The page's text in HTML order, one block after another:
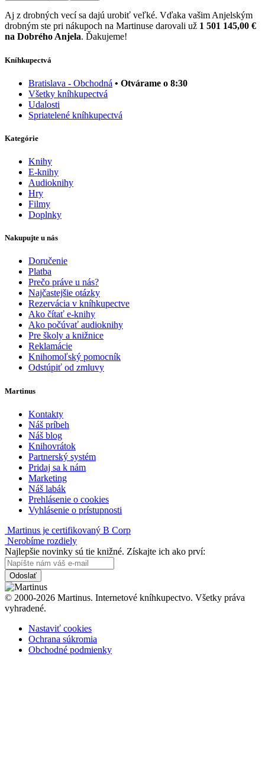
Aj z drobných vecí sa dajú urobiť veľké. Vďaka vašim Anjelským
drobným ste pri nákupoch na Martinuse darovali už 1 501 145,00 €
na Dobrého Anjela. Ďakujeme!
Kníhkupectvá
Bratislava - Obchodná • Otvárame o 8:30
Všetky kníhkupectvá
Udalosti
Spriatelené kníhkupectvá
Kategórie
Knihy
E-knihy
Audioknihy
Hry
Filmy
Doplnky
Nakupujte u nás
Doručenie
Platba
Prečo práve u nás?
Najčastejšie otázky
Rezervácia v kníhkupectve
Ako čítať e-knihy
Ako počúvať audioknihy
Pre školy a knižnice
Reklamácie
Knihomoľský pomocník
Odstúpiť od zmluvy
Martinus
Kontakty
Náš príbeh
Náš blog
Knihovrátok
Partnerský systém
Pridaj sa k nám
Marketing
Náš labák
Prehlásenie o cookies
Vyhlásenie o prístupnosti
Martinus je certifikovaný B Corp
Nerobíme rozdiely
Najlepšie novinky sú tie knižné. Získajte ich ako prví:
Odoslať
© 2000-2026 Martinus. Internetové kníhkupectvo. Všetky práva
vyhradené.
Nastaviť cookies
Ochrana súkromia
Obchodné podmienky